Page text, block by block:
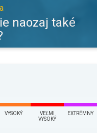
naozaj také
VYSOKÝ
VEĽMI
VYSOKÝ
EXTRÉMNY